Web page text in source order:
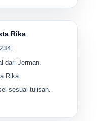
Rika
.
dari Jerman.
Rika.
sesuai tulisan.